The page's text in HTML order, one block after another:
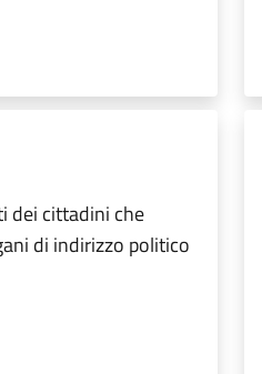
dei cittadini che
di indirizzo politico